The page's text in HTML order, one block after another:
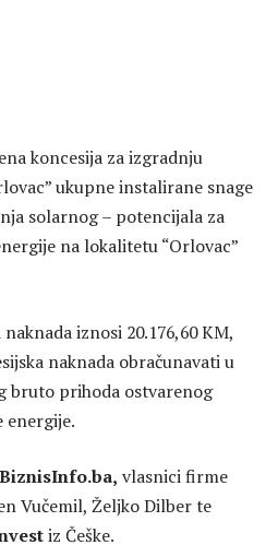
koncesija za izgradnju
ukupne instalirane snage
solarnog – potencijala za
na lokalitetu “Orlovac”
iznosi 20.176,60 KM,
naknada obračunavati u
bruto prihoda ostvarenog
energije.
BiznisInfo.ba, vlasnici firme
Vučemil, Željko Dilber te
iz Češke.